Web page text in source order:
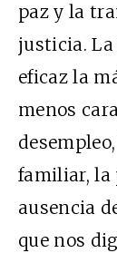
paz y la
justicia.
eficaz la
menos
familiar, la
ausencia
que nos